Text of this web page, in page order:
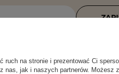
marketingowych i
na stronie i prezentować Ci
nas, jak i naszych partnerów. Możesz